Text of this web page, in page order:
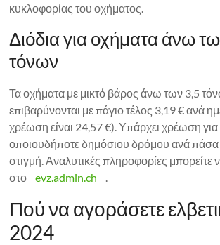
κυκλοφορίας του οχήματος.
Διόδια για οχήματα άνω
τόνων
Τα οχήματα με μικτό βάρος άνω των 3,5
επιβαρύνονται με πάγιο τέλος 3,19 € ανά
χρέωση είναι 24,57 €). Υπάρχει χρέωση
οποιουδήποτε δημόσιου δρόμου ανά πάσα
στιγμή. Αναλυτικές πληροφορίες μπορείτε
στοevz.admin.ch .
Πού να αγοράσετε
2024